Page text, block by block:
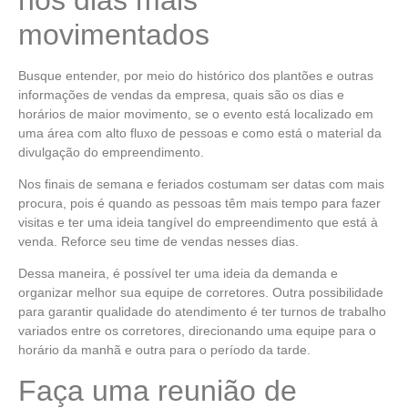
movimentados
Busque entender, por meio do histórico dos plantões e outras
informações de vendas da empresa, quais são os dias e
horários de maior movimento, se o evento está localizado em
uma área com alto fluxo de pessoas e como está o material da
divulgação do empreendimento.
Nos finais de semana e feriados costumam ser datas com mais
procura, pois é quando as pessoas têm mais tempo para fazer
visitas e ter uma ideia tangível do empreendimento que está à
venda. Reforce seu time de vendas nesses dias.
Dessa maneira, é possível ter uma ideia da demanda e
organizar melhor sua equipe de corretores. Outra possibilidade
para garantir qualidade do atendimento é ter turnos de trabalho
variados entre os corretores, direcionando uma equipe para o
horário da manhã e outra para o período da tarde.
Faça uma reunião de